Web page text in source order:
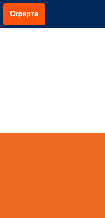
Оферта